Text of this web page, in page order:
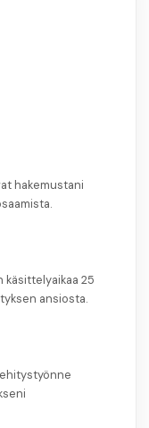
hakemustani
käsittelyaikaa 25
ansiosta.